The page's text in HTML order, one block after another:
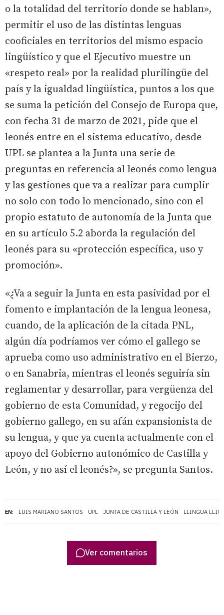
EN: LUIS MARIANO SANTOS UPL JUNTA DE CASTILLA Y LEÓN LLINGUA
o la totalidad del territorio donde se hablan»,
permitir el uso de las distintas lenguas
cooficiales en territorios del mismo espacio
lingüístico y que el Ejecutivo muestre un
«respeto real» por la realidad plurilingüe del
país y la igualdad lingüística, puntos a los que
se suma la petición del Consejo de Europa que,
con fecha 31 de marzo de 2021, pide que el
leonés entre en el sistema educativo, desde
UPL se plantea a la Junta una serie de
preguntas en referencia al leonés como lengua
y las gestiones que va a realizar para cumplir
no solo con todo lo mencionado, sino con el
propio estatuto de autonomía de la Junta que
en su artículo 5.2 aborda la regulación del
leonés para su «protección específica, uso y
promoción».
«¿Va a seguir la Junta en esta pasividad por el
fomento e implantación de la lengua leonesa,
cuando, de la aplicación de la citada PNL,
algún día podríamos ver cómo el gallego se
aprueba como uso administrativo en el Bierzo,
o en Sanabria, mientras el leonés seguiría sin
reglamentar y desarrollar, para vergüenza del
gobierno de esta Comunidad, y regocijo del
gobierno gallego, en su afán expansionista de
su lengua, y que ya cuenta actualmente con el
apoyo del Gobierno autonómico de Castilla y
León, y no así el leonés?», se pregunta Santos.
Ver comentarios